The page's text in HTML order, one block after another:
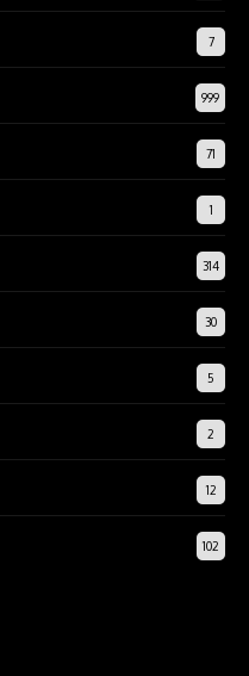
7
999
71
1
314
30
5
2
12
102